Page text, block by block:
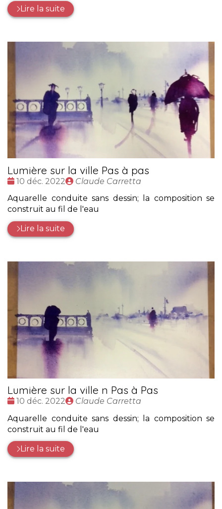
Lire la suite
Lumière sur la ville Pas à pas
Date
10 déc. 2022
Publié
Claude Carretta
Aquarelle conduite sans dessin; la composition se
construit au fil de l'eau
Lire la suite
Lumière sur la ville n Pas à Pas
Date
10 déc. 2022
Publié
Claude Carretta
Aquarelle conduite sans dessin; la composition se
construit au fil de l'eau
Lire la suite